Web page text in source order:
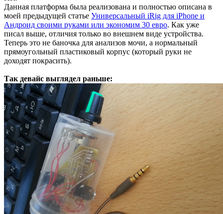
Данная платформа была реализована и полностью описана в
моей предыдущей статье Универсальный iRig для iPhone и
Андроид своими руками или экономим 30 евро. Как уже
писал выше, отличия только во внешнем виде устройства.
Теперь это не баночка для анализов мочи, а нормальный
прямоугольный пластиковый корпус (который руки не
доходят покрасить).
Так девайс выглядел раньше: